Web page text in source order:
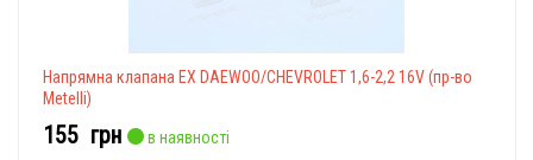
Напрямна клапана EX DAEWOO/CHEVROLET 1,6-2,2 16V (пр-во
Metelli)
155 грн
в наявності